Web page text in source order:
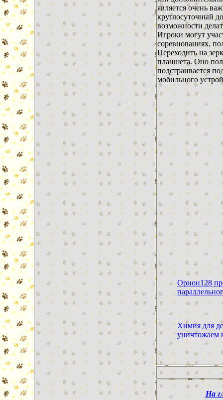
является очень
круглосуточный
возможности
Игроки могут
соревнованиях,
Переходить на
планшета. Оно
подстраивается
мобильного
Орион128
Химия для
уничтожаем
На